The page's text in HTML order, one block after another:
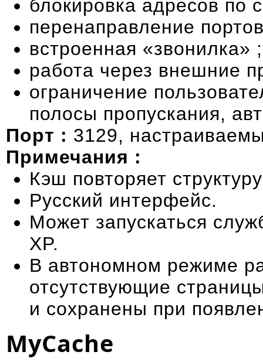
блокировка адресов по
перенаправление
встроенная «звонилка» ;
работа через внешние
ограничение
полосы пропускания,
Порт : 3129,
Примечания :
Кэш повторяет
Русский интерфейс.
Может запускаться
XP.
В автономном режиме
отсутствующие
и сохранены при
MyCache